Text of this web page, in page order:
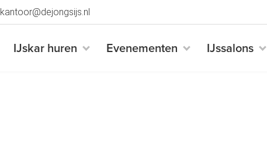
kantoor@dejongsijs.nl
IJskar huren Evenementen IJssalons